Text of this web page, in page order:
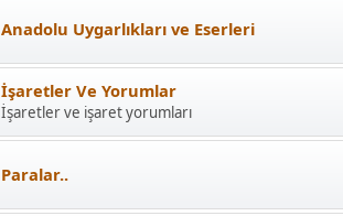
Anadolu Uygarlıkları ve Eserleri
İşaretler Ve Yorumlar
İşaretler ve işaret yorumları
Paralar..